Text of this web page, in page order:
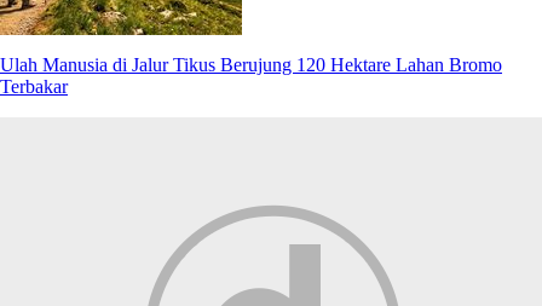
Ulah Manusia di Jalur Tikus Berujung 120 Hektare Lahan Bromo
Terbakar